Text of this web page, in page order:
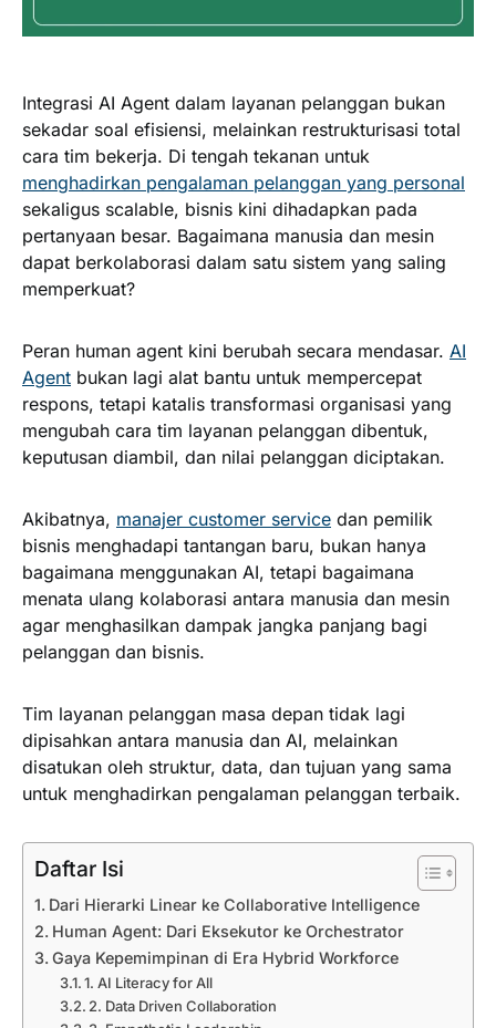
Integrasi AI Agent dalam layanan pelanggan bukan
sekadar soal efisiensi, melainkan restrukturisasi total
cara tim bekerja. Di tengah tekanan untuk
menghadirkan pengalaman pelanggan yang personal
sekaligus scalable, bisnis kini dihadapkan pada
pertanyaan besar. Bagaimana manusia dan mesin
dapat berkolaborasi dalam satu sistem yang saling
memperkuat?
Peran human agent kini berubah secara mendasar. AI
Agent bukan lagi alat bantu untuk mempercepat
respons, tetapi katalis transformasi organisasi yang
mengubah cara tim layanan pelanggan dibentuk,
keputusan diambil, dan nilai pelanggan diciptakan.
Akibatnya, manajer customer service dan pemilik
bisnis menghadapi tantangan baru, bukan hanya
bagaimana menggunakan AI, tetapi bagaimana
menata ulang kolaborasi antara manusia dan mesin
agar menghasilkan dampak jangka panjang bagi
pelanggan dan bisnis.
Tim layanan pelanggan masa depan tidak lagi
dipisahkan antara manusia dan AI, melainkan
disatukan oleh struktur, data, dan tujuan yang sama
untuk menghadirkan pengalaman pelanggan terbaik.
Daftar Isi
Dari Hierarki Linear ke Collaborative Intelligence
Human Agent: Dari Eksekutor ke Orchestrator
Gaya Kepemimpinan di Era Hybrid Workforce
1. AI Literacy for All
2. Data Driven Collaboration